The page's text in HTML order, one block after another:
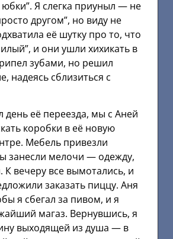
юбки”. Я слегка приуныл — не
другом”, но виду не
её шутку про то, что
и они ушли хихикать в
зубами, но решил
надеясь сблизиться с
день её переезда, мы с Аней
коробки в её новую
Мебель привезли
занесли мелочи — одежду,
К вечеру все вымотались, и
заказать пиццу. Аня
я сбегал за пивом, и я
магаз. Вернувшись, я
выходящей из душа — в